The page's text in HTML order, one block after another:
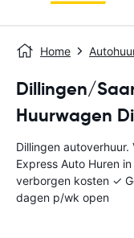
Home
Dillingen/Saar
Huurwagen
Dillingen
Express Auto Huren
verborgen kosten ✓
dagen p/wk open